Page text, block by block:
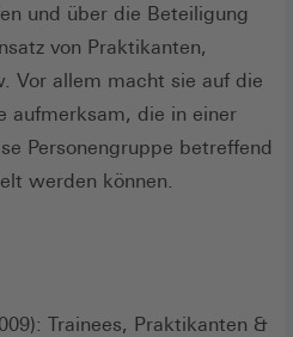
und über die Beteiligung
von Praktikanten,
Vor allem macht sie auf die
aufmerksam, die in einer
Personengruppe betreffend
werden können.
Trainees, Praktikanten &